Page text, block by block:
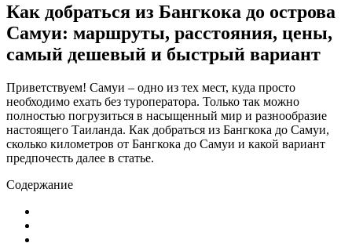
Как добраться из Бангкока до острова
Самуи: маршруты, расстояния, цены,
самый дешевый и быстрый вариант
Приветствуем! Самуи – одно из тех мест, куда просто
необходимо ехать без туроператора. Только так можно
полностью погрузиться в насыщенный мир и разнообразие
настоящего Таиланда. Как добраться из Бангкока до Самуи,
сколько километров от Бангкока до Самуи и какой вариант
предпочесть далее в статье.
Содержание